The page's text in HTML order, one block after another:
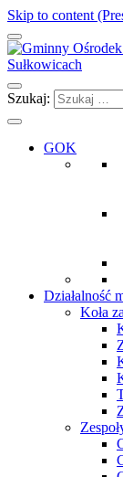
Skip to content
Gminny Ośrodek
Szukaj:
GOK
Działalność
Koła